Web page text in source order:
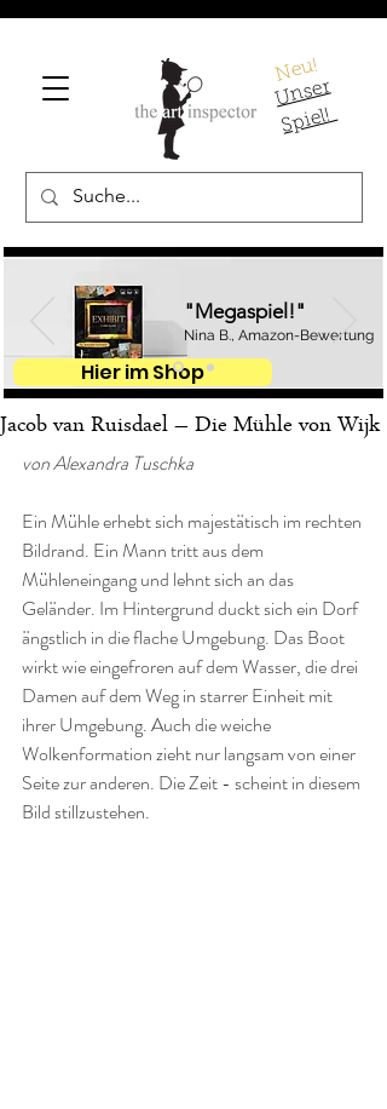
Neu!
U
ns
er
S
pi
el!
"Megaspiel!"
Nina B., Amazon-Bewertung
Hier im Shop
Jacob van Ruisdael – Die Mühle von Wijk
von Alexandra Tuschka
Ein Mühle erhebt sich majestätisch im rechten
Bildrand. Ein Mann tritt aus dem
Mühleneingang und lehnt sich an das
Geländer. Im Hintergrund duckt sich ein Dorf
ängstlich in die flache Umgebung. Das Boot
wirkt wie eingefroren auf dem Wasser, die drei
Damen auf dem Weg in starrer Einheit mit
ihrer Umgebung. Auch die weiche
Wolkenformation zieht nur langsam von einer
Seite zur anderen. Die Zeit - scheint in diesem
Bild stillzustehen.